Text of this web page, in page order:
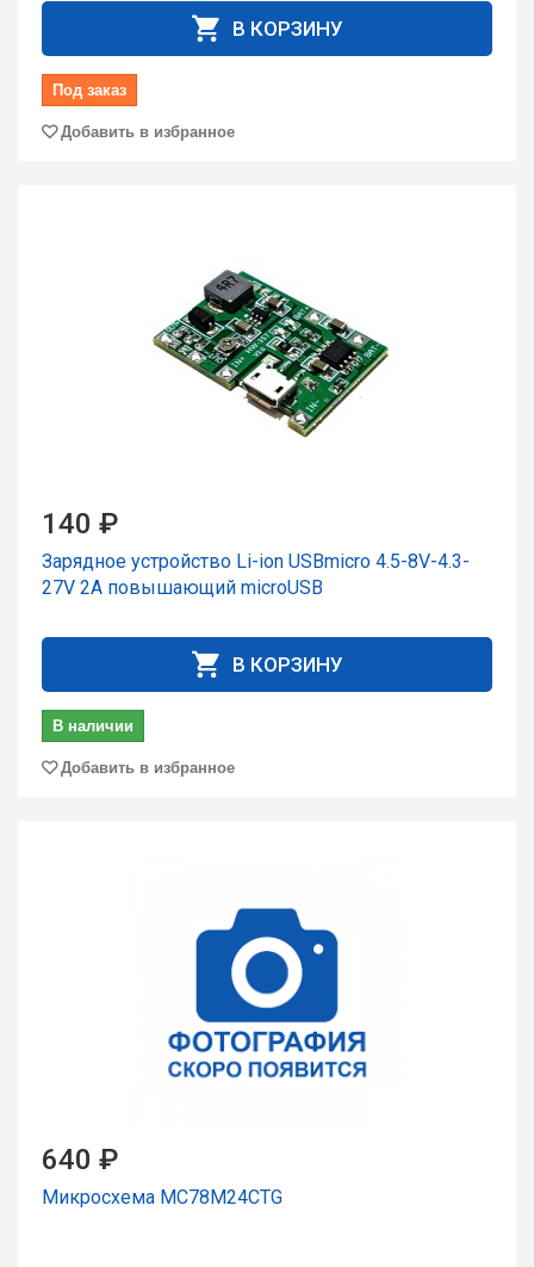
В КОРЗИНУ
Под заказ
Добавить в избранное
140 ₽
Зарядное устройство Li-ion USBmicro 4.5-8V-4.3-
27V 2A повышающий microUSB
В КОРЗИНУ
В наличии
Добавить в избранное
640 ₽
Микросхема MC78M24CTG